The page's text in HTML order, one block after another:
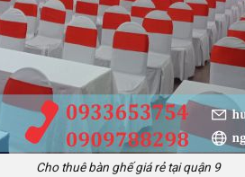
Cho thuê bàn ghế giá rẻ tại quận 9